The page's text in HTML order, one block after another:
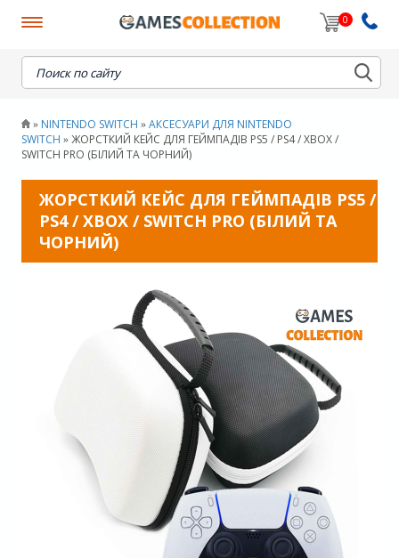
0
When autocomplete results are available use up and
» NINTENDO SWITCH » АКСЕСУАРИ ДЛЯ NINTENDO
SWITCH » ЖОРСТКИЙ КЕЙС ДЛЯ ГЕЙМПАДІВ PS5 / PS4 / XBOX /
SWITCH PRO (БІЛИЙ ТА ЧОРНИЙ)
ЖОРСТКИЙ КЕЙС ДЛЯ ГЕЙМПАДІВ PS5 /
PS4 / XBOX / SWITCH PRO (БІЛИЙ ТА
ЧОРНИЙ)